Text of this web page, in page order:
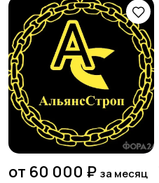
от 60 000 ₽ за месяц